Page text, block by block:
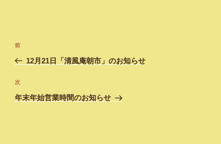
投
ナ
ビ
ゲ
過
去
投
稿
前
12月21日「清風庵朝市」のお知らせ
次
の
次
年末年始営業時間のお知らせ